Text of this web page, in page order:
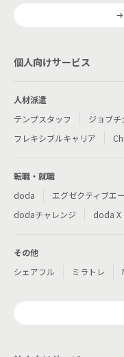
個人向けサービス
人材派遣
テンプスタッフ
ジョブチ
フレキシブルキャリア
転職・就職
doda
エグゼクティブエ
dodaチャレンジ
doda X
その他
シェアフル
ミラトレ